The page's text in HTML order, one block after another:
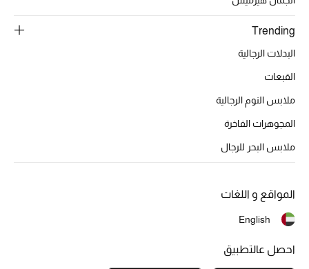
حقائب وأحذية متطابقة
ركن الفخامة
جميع الملابس النسائية
جميع الحقائب النسائية
جميع الإكسسورات النسائية
Trending
البدلات الرجالية
القبعات
ملابس النوم الرجالية
المجوهرات الفاخرة
ملابس البحر للرجال
المواقع و اللغات
English
احصل عالتطبيق